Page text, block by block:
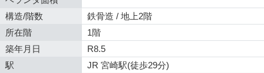
構造/階数
鉄骨造 / 地上2階
所在階
1階
築年月日
R8.5
駅
JR 宮崎駅(徒歩29分)